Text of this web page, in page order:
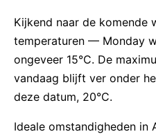
Kijkend naar de komende
temperaturen — Monday
ongeveer 15°C. De
vandaag blijft ver onder
deze datum, 20°C.
Ideale omstandigheden